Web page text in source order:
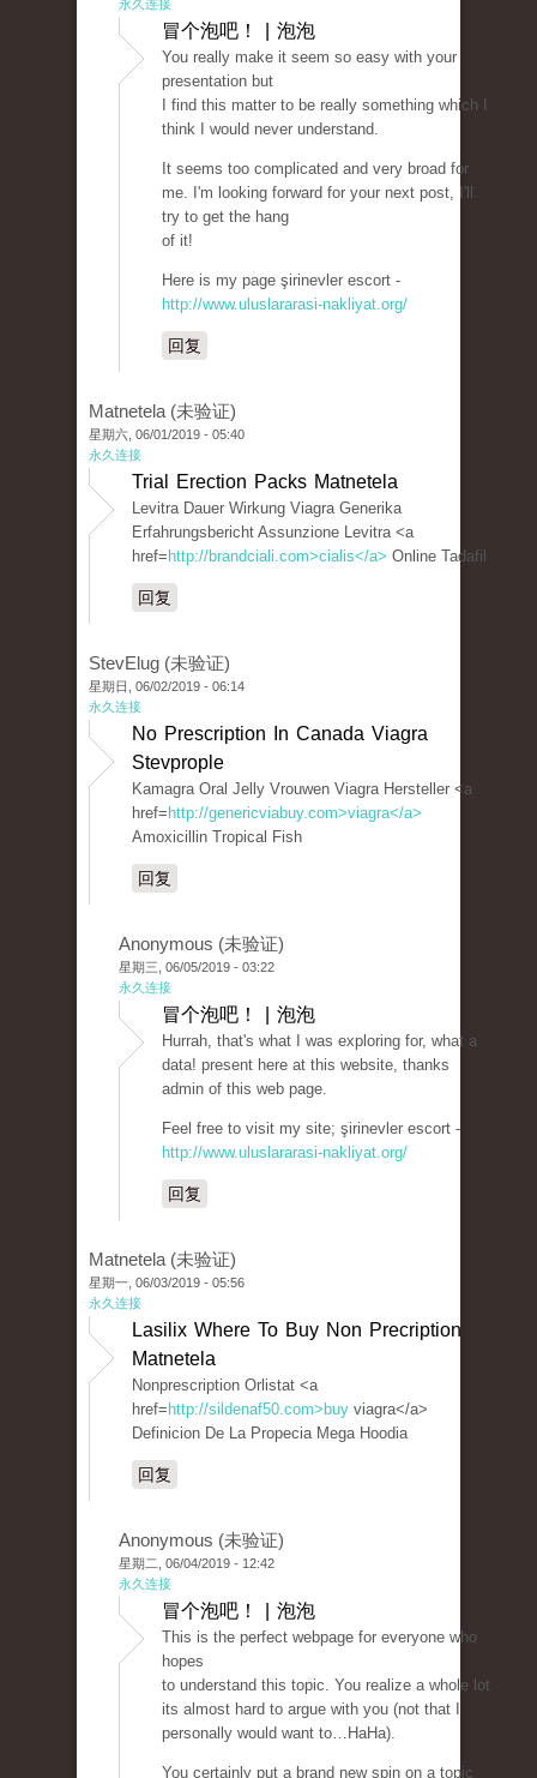
永久连接
冒个泡吧！ | 泡泡
You really make it seem so easy with your
presentation but
I find this matter to be really something which I
think I would never understand.
It seems too complicated and very broad for
me. I'm looking forward for your next post, I'll
try to get the hang
of it!
Here is my page şirinevler escort -
http://www.uluslararasi-nakliyat.org/
回复
Matnetela (未验证)
星期六, 06/01/2019 - 05:40
永久连接
Trial Erection Packs Matnetela
Levitra Dauer Wirkung Viagra Generika
Erfahrungsbericht Assunzione Levitra <a
href= http://brandciali.com>cialis</a> Online Tadafil
回复
StevElug (未验证)
星期日, 06/02/2019 - 06:14
永久连接
No Prescription In Canada Viagra
Stevprople
Kamagra Oral Jelly Vrouwen Viagra Hersteller <a
href= http://genericviabuy.com>viagra</a>
Amoxicillin Tropical Fish
回复
Anonymous (未验证)
星期三, 06/05/2019 - 03:22
永久连接
冒个泡吧！ | 泡泡
Hurrah, that's what I was exploring for, what a
data! present here at this website, thanks
admin of this web page.
Feel free to visit my site; şirinevler escort -
http://www.uluslararasi-nakliyat.org/
回复
Matnetela (未验证)
星期一, 06/03/2019 - 05:56
永久连接
Lasilix Where To Buy Non Precription
Matnetela
Nonprescription Orlistat <a
href= http://sildenaf50.com>buy viagra</a>
Definicion De La Propecia Mega Hoodia
回复
Anonymous (未验证)
星期二, 06/04/2019 - 12:42
永久连接
冒个泡吧！ | 泡泡
This is the perfect webpage for everyone who
hopes
to understand this topic. You realize a whole lot
its almost hard to argue with you (not that I
personally would want to…HaHa).
You certainly put a brand new spin on a topic